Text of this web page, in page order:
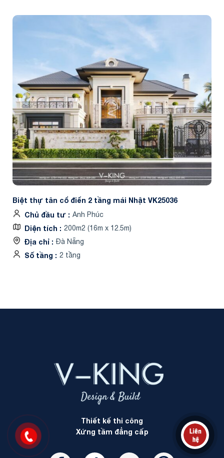
Biệt thự tân cổ điển 2 tầng mái Nhật VK25036
Chủ đầu tư
Anh Phúc
Diện tích 200m2 (16m x 12.5m)
Địa chỉ Đà Nẵng
Số tầng 2 tầng
Thiết kế thi công
Xứng tầm đẳng cấp